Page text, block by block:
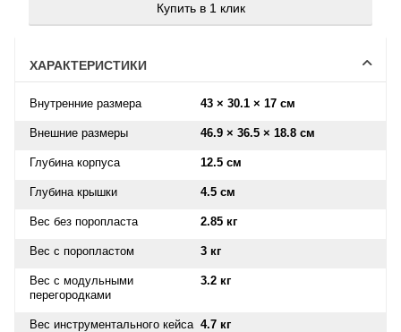
Купить в 1 клик
ХАРАКТЕРИСТИКИ
Внутренние размера 43 × 30.1 × 17 см
Внешние размеры 46.9 × 36.5 × 18.8 см
Глубина корпуса 12.5 см
Глубина крышки 4.5 см
Вес без поропласта 2.85 кг
Вес с поропластом 3 кг
Вес с модульными
перегородками
3.2 кг
Вес инструментального кейса 4.7 кг